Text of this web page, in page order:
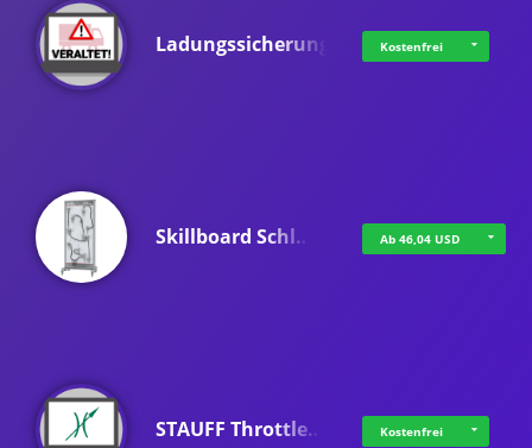
Ladungssicherung Kostenfrei
Skillboard Schl… Ab 46,04 USD
STAUFF Throttle… Kostenfrei